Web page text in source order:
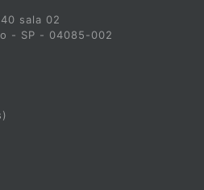
sala 02
- SP - 04085-002